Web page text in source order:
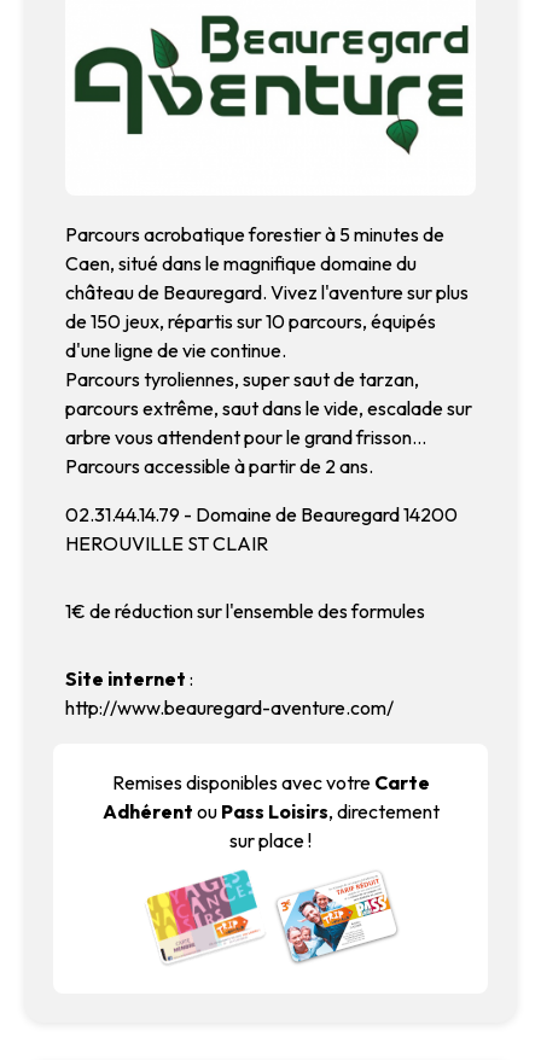
Parcours acrobatique forestier à 5 minutes de
Caen, situé dans le magnifique domaine du
château de Beauregard. Vivez l'aventure sur plus
de 150 jeux, répartis sur 10 parcours, équipés
d'une ligne de vie continue.
Parcours tyroliennes, super saut de tarzan,
parcours extrême, saut dans le vide, escalade sur
arbre vous attendent pour le grand frisson...
Parcours accessible à partir de 2 ans.
02.31.44.14.79 - Domaine de Beauregard 14200
HEROUVILLE ST CLAIR
1€ de réduction sur l'ensemble des formules
Site internet :
http://www.beauregard-aventure.com/
Remises disponibles avec votre Carte
Adhérent ou Pass Loisirs, directement
sur place !